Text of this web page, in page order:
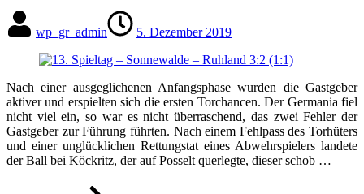
wp_gr_admin 5. Dezember 2019
Nach einer ausgeglichenen Anfangsphase wurden die Gastgeber
aktiver und erspielten sich die ersten Torchancen. Der Germania fiel
nicht viel ein, so war es nicht überraschend, das zwei Fehler der
Gastgeber zur Führung führten. Nach einem Fehlpass des Torhüters
und einer unglücklichen Rettungstat eines Abwehrspielers landete
der Ball bei Köckritz, der auf Posselt querlegte, dieser schob …